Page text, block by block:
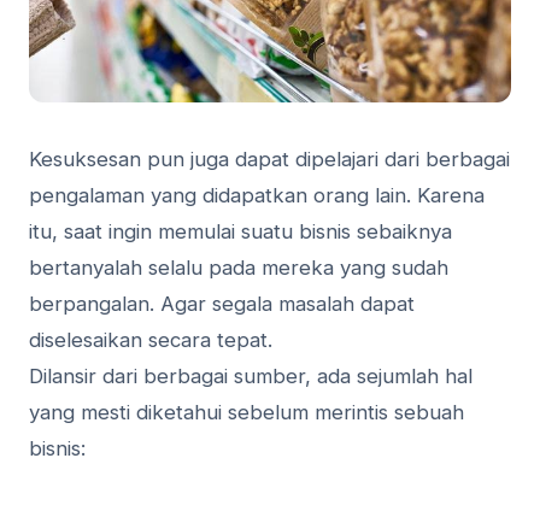
Kesuksesan pun juga dapat dipelajari dari berbagai
pengalaman yang didapatkan orang lain. Karena
itu, saat ingin memulai suatu bisnis sebaiknya
bertanyalah selalu pada mereka yang sudah
berpangalan. Agar segala masalah dapat
diselesaikan secara tepat.
Dilansir dari berbagai sumber, ada sejumlah hal
yang mesti diketahui sebelum merintis sebuah
bisnis: